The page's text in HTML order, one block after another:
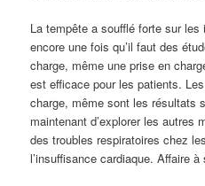
La tempête a soufflé forte sur
encore une fois qu’il faut des
charge, même une prise en
est efficace pour les patients.
charge, même sont les résultats
maintenant d’explorer les autres
des troubles respiratoires chez
l’insuffisance cardiaque. Affaire